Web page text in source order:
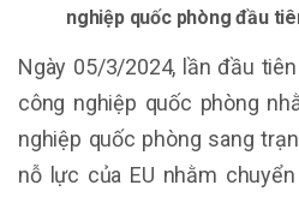
nghiệp quốc phòng đầu
Ngày 05/3/2024, lần đầu
công nghiệp quốc phòng
nghiệp quốc phòng sang
nỗ lực của EU nhằm